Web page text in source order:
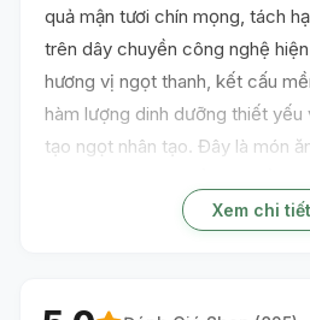
quả mận tươi chín mọng, tách
trên dây chuyền công nghệ
hương vị ngọt thanh, kết cấu
hàm lượng dinh dưỡng thiết
tạo ngọt nhân tạo. Đây là món
thêm vào các món salad, sữa
Xem chi tiết